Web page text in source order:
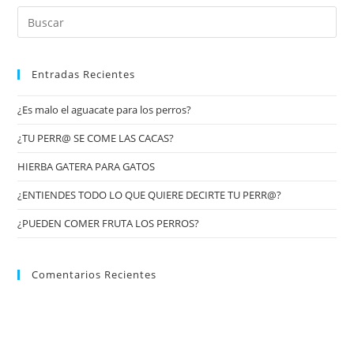
Entradas Recientes
¿Es malo el aguacate para los perros?
¿TU PERR@ SE COME LAS CACAS?
HIERBA GATERA PARA GATOS
¿ENTIENDES TODO LO QUE QUIERE DECIRTE TU PERR@?
¿PUEDEN COMER FRUTA LOS PERROS?
Comentarios Recientes